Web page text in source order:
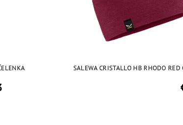
SALEWA CRISTALLO HB RHODO RED